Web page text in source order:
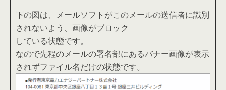
下の図は、メールソフトがこのメールの送信者に識別
されないよう、画像がブロック
している状態です。
なので先程のメールの署名部にあるバナー画像が表示
されずファイル名だけの状態です。